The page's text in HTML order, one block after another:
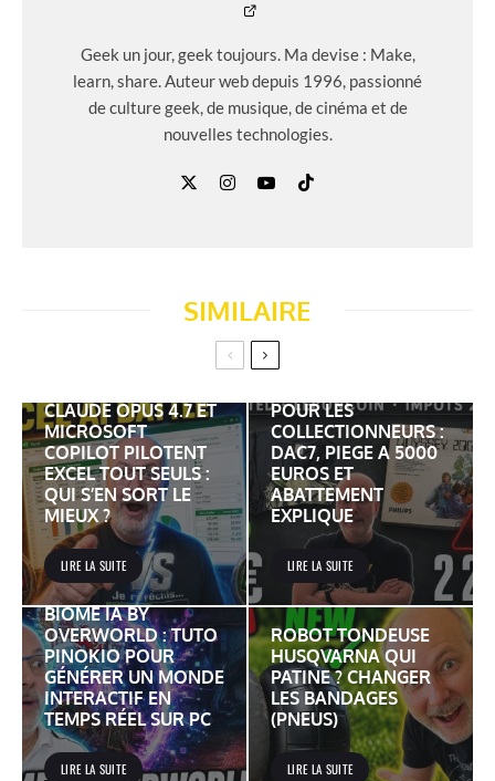
Geek un jour, geek toujours. Ma devise : Make,
learn, share. Auteur web depuis 1996, passionné
de culture geek, de musique, de cinéma et de
nouvelles technologies.
SIMILAIRE
CLAUDE OPUS 4.7 ET
MICROSOFT
COPILOT PILOTENT
EXCEL TOUT SEULS :
QUI S’EN SORT LE
MIEUX ?
LIRE LA SUITE
VINTED LEBONCOIN
POUR LES
COLLECTIONNEURS :
DAC7, PIEGE A 5000
EUROS ET
ABATTEMENT
EXPLIQUE
LIRE LA SUITE
BIOME IA BY
OVERWORLD : TUTO
PINOKIO POUR
GÉNÉRER UN MONDE
INTERACTIF EN
TEMPS RÉEL SUR PC
LIRE LA SUITE
ROBOT TONDEUSE
HUSQVARNA QUI
PATINE ? CHANGER
LES BANDAGES
(PNEUS)
LIRE LA SUITE